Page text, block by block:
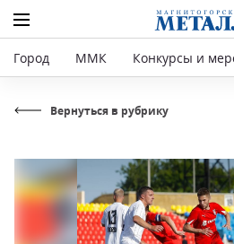
Город ММК Конкурсы и
Вернуться в рубрику